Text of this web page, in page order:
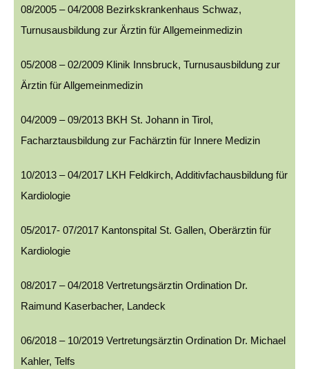
08/2005 – 04/2008 Bezirkskrankenhaus Schwaz,
Turnusausbildung zur Ärztin für Allgemeinmedizin
05/2008 – 02/2009 Klinik Innsbruck, Turnusausbildung zur
Ärztin für Allgemeinmedizin
04/2009 – 09/2013 BKH St. Johann in Tirol,
Facharztausbildung zur Fachärztin für Innere Medizin
10/2013 – 04/2017 LKH Feldkirch, Additivfachausbildung für
Kardiologie
05/2017- 07/2017 Kantonspital St. Gallen, Oberärztin für
Kardiologie
08/2017 – 04/2018 Vertretungsärztin Ordination Dr.
Raimund Kaserbacher, Landeck
06/2018 – 10/2019 Vertretungsärztin Ordination Dr. Michael
Kahler, Telfs